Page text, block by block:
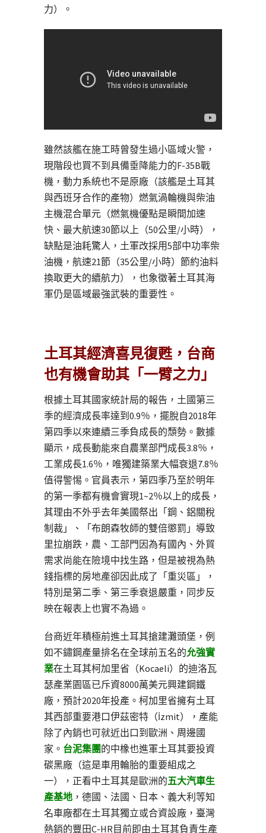
力）。
雖然該艦在施工時曾發生過小區域火警，
現階段也買不到具備垂降能力的F-35B戰
機，動力系統也不是原廠（該艦是土耳其
與西班牙合作的產物）燃氣渦輪機與柴油
主機混合單元（燃氣機優點是瞬間加速
快、最大航速30節以上（50公里/小時），
缺點是油耗驚人，土軍改採用5部中功率柴
油機，航速21節（35公里/小時）節約油料
換取更大的續航力），也象徵著土耳其海
軍仍是區域最強武裝的重要性。
土耳其經濟喜見復甦，台商
也有機會助其「一臂之力」
根據土耳其國家統計局的報告，土國第三
季的經濟成長率達到0.9％，擺脫自2018年
第四季以來連續三季負成長的頹勢。數據
顯示，成長動能來自農業部門成長3.8％，
工業成長1.6％，唯獨建築業大幅衰退7.8％
值得警惕。官員表示，第四季乃至於明年
的第一季都有機會實現1~2％以上的成長，
其理由不外乎去年美國祭出「鋼、鋁關稅
制裁」、「布朗森牧師的雙倍懲罰」導致
里拉崩跌，農、工部門因為有國內、外貿
需求尚能在險境中找生路，但是被視為熱
錢指標的房地產卻因此成了「重災區」，
特別是第二季、第三季衰退嚴重，同步反
映在報表上也實不為過。
台商近年積極前進土耳其搶建灘頭堡，例
如不鏽鋼產量排名在全球前五名的允強實
業在土耳其柯加里省（Kocaeli）的迪洛瓦
瑟產業園區已斥資8000萬美元興建鋼鐵
廠，預計2020年投產。柯加里省擁有土耳
其西部重要港口伊茲密特（İzmit），產能
除了內銷也可就近出口到歐洲、周邊國
家。 台泥集團的中橡也進軍土耳其要投資
碳黑廠（這是車用輪胎的重要組成之
一），正看中土耳其是歐洲的五大汽車生
產基地 ，德國、法國、日本、義大利等知
名車廠都在土耳其獨立或合資設廠，臺灣
熱銷的豐田C-HR目前即由土耳其負責生產